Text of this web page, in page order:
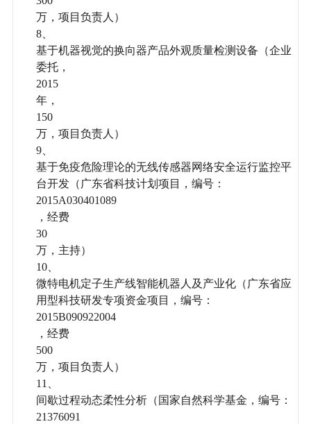
万，项目负责人）
8、
基于机器视觉的换向器产品外观质量检测设备（企业
委托，
2015
年，
150
万，项目负责人）
9、
基于免疫危险理论的无线传感器网络安全运行监控平
台开发（广东省科技计划项目，编号：
2015A030401089
，经费
30
万，主持）
10、
微特电机定子生产线智能机器人及产业化（广东省应
用型科技研发专项资金项目，编号：
2015B090922004
，经费
500
万，项目负责人）
11、
间歇过程动态柔性分析（国家自然科学基金，编号：
21376091